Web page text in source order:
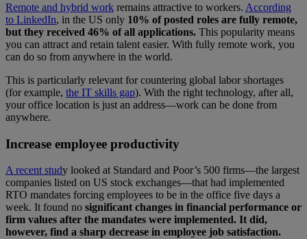
Remote and hybrid work remains attractive to workers. According
to LinkedIn, in the US only 10% of posted roles are fully remote,
but they received 46% of all applications. This popularity means
you can attract and retain talent easier. With fully remote work, you
can do so from anywhere in the world.
This is particularly relevant for countering global labor shortages
(for example, the IT skills gap). With the right technology, after all,
your office location is just an address—work can be done from
anywhere.
Increase employee productivity
A recent study looked at Standard and Poor’s 500 firms—the largest
companies listed on US stock exchanges—that had implemented
RTO mandates forcing employees to be in the office five days a
week. It found no significant changes in financial performance or
firm values after the mandates were implemented. It did,
however, find a sharp decrease in employee job satisfaction.